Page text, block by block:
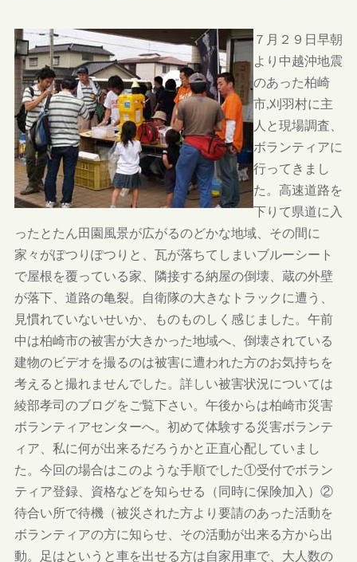
７月２９日早朝
より中越沖地震
のあった柏崎
市,刈羽村に主
人と現場調査、
ボランティアに
行ってきまし
た。高速道路を
下りて県道に入
ったとたん田園風景が広がるのどかな地域、その間に
家々がぽつりぽつりと、瓦が落ちてしまいブルーシート
で屋根を覆っている家、隣接する納屋の倒壊、蔵の外壁
が落下、道路の亀裂。自衛隊の大きなトラックに遭う、
見慣れていないせいか、ものものしく感じました。午前
中は柏崎市の被害が大きかった地域へ、倒壊されている
建物のビデオを撮るのは被害に遭われた方のお気持ちを
考えると撮れませんでした。詳しい被害状況については
綾部孝司のブログをご覧下さい。午後からは柏崎市災害
ボランティアセンターへ。初めて体験する災害ボランテ
ィア、私に何が出来るだろうかと正直心配していまし
た。今回の場合はこのような手順でした①受付でボラン
ティア登録、資格などを知らせる（同時に保険加入）②
待合い所で待機（被災された方より要請のあった活動を
ボランティアの方に知らせ、その活動が出来る方から出
動。足はというと車を出せる方は自家用車で、大人数の